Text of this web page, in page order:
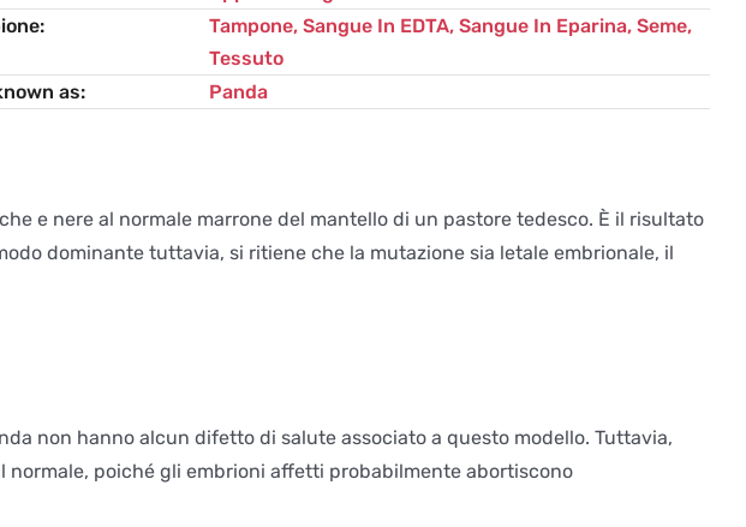
Tampone, Sangue In EDTA, Sangue In Eparina, Seme,
Tessuto
as
Panda
e nere al normale marrone del mantello di un pastore tedesco. È il risultato
dominante tuttavia, si ritiene che la mutazione sia letale embrionale, il
non hanno alcun difetto di salute associato a questo modello. Tuttavia,
poiché gli embrioni affetti probabilmente abortiscono